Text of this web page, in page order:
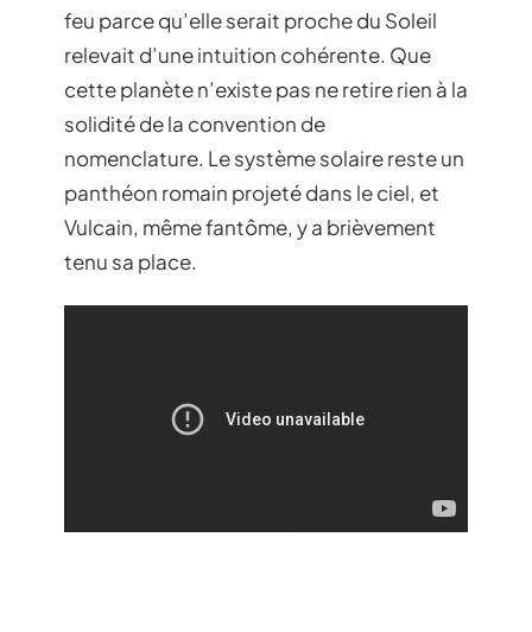
feu parce qu’elle serait proche du Soleil
relevait d’une intuition cohérente. Que
cette planète n’existe pas ne retire rien à la
solidité de la convention de
nomenclature. Le système solaire reste un
panthéon romain projeté dans le ciel, et
Vulcain, même fantôme, y a brièvement
tenu sa place.